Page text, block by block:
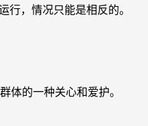
行，情况只能是相反的。
体的一种关心和爱护。